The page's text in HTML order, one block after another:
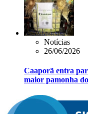
Notícias
26/06/2026
Caaporã entra
maior pamonha